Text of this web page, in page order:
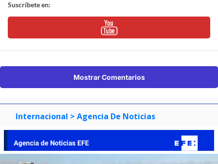
Suscríbete en:
Mostrar Comentarios
Internacional > Agencia De Noticias